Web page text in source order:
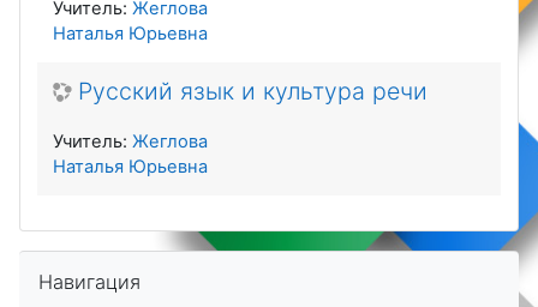
Учитель: Жеглова
Наталья Юрьевна
Русский язык и культура речи
Учитель: Жеглова
Наталья Юрьевна
Навигация